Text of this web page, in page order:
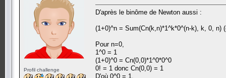
Profil challenge
D'après le binôme de Newton aussi :
(1+0)^n = Sum(Cn(k,n)*1^k*0^(n-k), k, 0, n)
Pour n=0,
1^0 = 1
(1+0)^0 = Cn(0,0)*1^0*0^0
0! = 1 donc Cn(0,0) = 1
D'où 0^0 = 1.